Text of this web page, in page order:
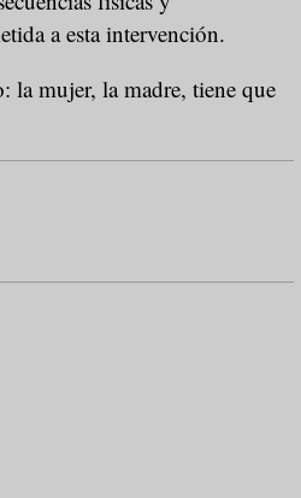
a esta intervención.
la mujer, la madre, tiene que